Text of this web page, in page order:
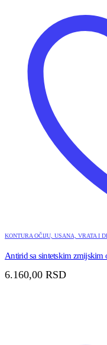
KONTURA OČIJU, USANA, VRATA I
Antirid sa sintetskim zmijskim
6.160,00 RSD